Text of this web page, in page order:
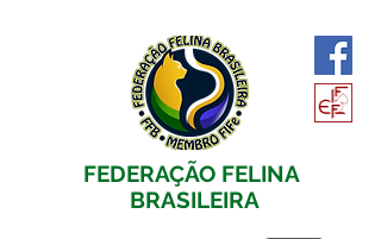
FEDERAÇÃO FELINA
BRASILEIRA